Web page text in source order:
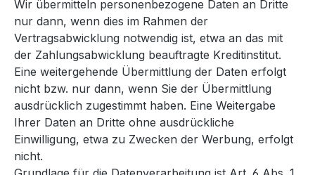
Wir übermitteln personenbezogene Daten an Dritte
nur dann, wenn dies im Rahmen der
Vertragsabwicklung notwendig ist, etwa an das mit
der Zahlungsabwicklung beauftragte Kreditinstitut.
Eine weitergehende Übermittlung der Daten erfolgt
nicht bzw. nur dann, wenn Sie der Übermittlung
ausdrücklich zugestimmt haben. Eine Weitergabe
Ihrer Daten an Dritte ohne ausdrückliche
Einwilligung, etwa zu Zwecken der Werbung, erfolgt
nicht.